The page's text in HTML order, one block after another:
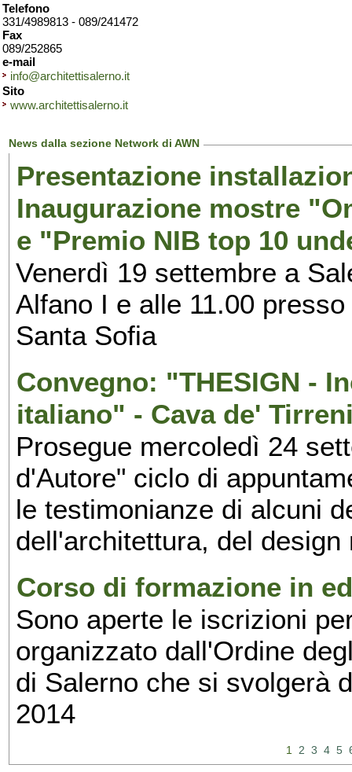
Telefono
331/4989813 - 089/241472
Fax
089/252865
e-mail
info@architettisalerno.it
Sito
www.architettisalerno.it
News dalla sezione Network di AWN
Presentazione
Inaugurazione mostre
e "Premio NIB top 10
Venerdì 19 settembre a
Alfano I e alle 11.00
Santa Sofia
Convegno: "THESIGN -
italiano" - Cava de'
Prosegue mercoledì 24
d'Autore" ciclo di
le testimonianze di alcuni
dell'architettura, del
Corso di formazione in
Sono aperte le iscrizioni
organizzato dall'Ordine
di Salerno che si svolgerà
2014
1 2 3 4 5